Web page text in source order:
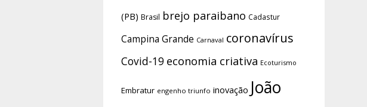
(PB) Brasil brejo paraibano Cadastur
Campina Grande Carnaval coronavírus
Covid-19 economia criativa Ecoturismo
Embratur engenho triunfo inovação João